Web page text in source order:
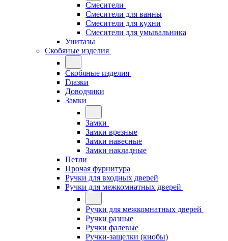
Смесители
Смесители для ванны
Смесители для кухни
Смесители для умывальника
Унитазы
Скобяные изделия
Скобяные изделия
Глазки
Доводчики
Замки
Замки
Замки врезные
Замки навесные
Замки накладные
Петли
Прочая фурнитура
Ручки для входных дверей
Ручки для межкомнатных дверей
Ручки для межкомнатных дверей
Ручки разные
Ручки фалевые
Ручки-защелки (кнобы)